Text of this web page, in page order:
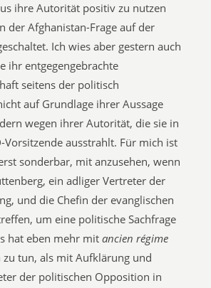
ihre Autorität positiv zu nutzen
der Afghanistan-Frage auf der
Ich wies aber gestern auch
ihr entgegengebrachte
seitens der politisch
auf Grundlage ihrer Aussage
wegen ihrer Autorität, die sie in
Vorsitzende ausstrahlt. Für mich ist
sonderbar, mit anzusehen, wenn
ein adliger Vertreter der
und die Chefin der evanglischen
um eine politische Sachfrage
hat eben mehr mitancien régime
tun, als mit Aufklärung und
der politischen Opposition in